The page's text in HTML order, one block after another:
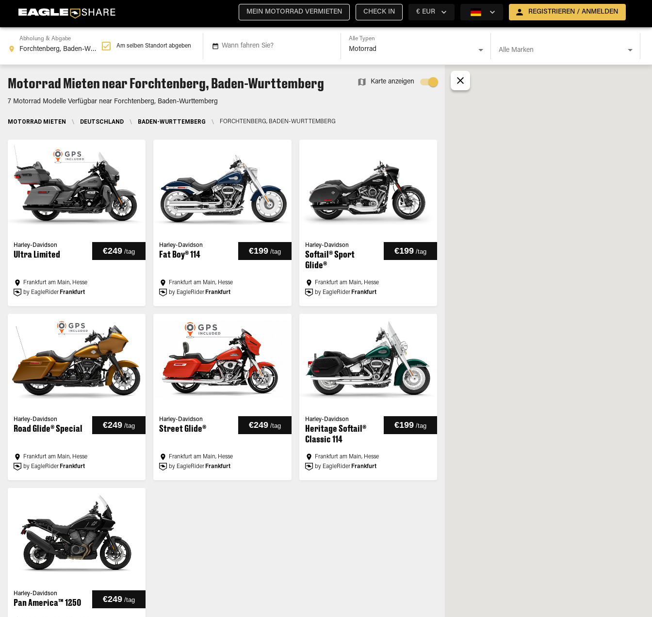
MEIN MOTORRAD VERMIETEN CHECK IN € EUR REGISTRIEREN / ANMELDEN
Abholung & Abgabe
Am selben Standort abgeben Wann fahren Sie?
Alle Typen
Alle Marken
Motorrad Mieten near Forchtenberg, Baden-Wurttemberg
7 Motorrad Modelle Verfügbar near Forchtenberg, Baden-Wurttemberg
MOTORRAD MIETEN \ DEUTSCHLAND \ BADEN-WURTTEMBERG \ FORCHTENBERG, BADEN-WURTTEMBERG
Karte anzeigen
Harley-Davidson
Ultra Limited €249 /tag
Frankfurt am Main, Hesse
by EagleRider Frankfurt
Harley-Davidson
Fat Boy® 114 €199 /tag
Frankfurt am Main, Hesse
by EagleRider Frankfurt
Harley-Davidson
Softail® Sport
Glide®
€199 /tag
Frankfurt am Main, Hesse
by EagleRider Frankfurt
Harley-Davidson
Road Glide® Special €249 /tag
Frankfurt am Main, Hesse
by EagleRider Frankfurt
Harley-Davidson
Street Glide® €249 /tag
Frankfurt am Main, Hesse
by EagleRider Frankfurt
Harley-Davidson
Heritage Softail®
Classic 114
€199 /tag
Frankfurt am Main, Hesse
by EagleRider Frankfurt
Harley-Davidson
Pan America™ 1250 €249 /tag